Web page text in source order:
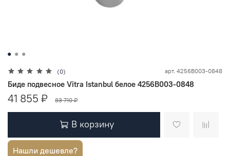
(0) арт. 4256B003-0848
Биде подвесное Vitra Istanbul белое 4256B003-0848
41 855 ₽ 83 710 ₽
В корзину
Нашли дешевле?